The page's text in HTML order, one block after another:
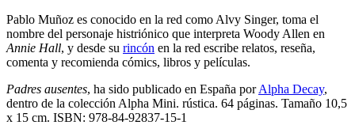
Pablo Muñoz es conocido en la red como Alvy Singer, toma el
nombre del personaje histriónico que interpreta Woody Allen en
Annie Hall, y desde su rincón en la red escribe relatos, reseña,
comenta y recomienda cómics, libros y películas.
Padres ausentes, ha sido publicado en España porAlpha Decay,
dentro de la colección Alpha Mini. rústica. 64 páginas. Tamaño 10,5
x 15 cm. ISBN: 978-84-92837-15-1